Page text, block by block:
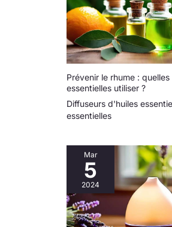
Prévenir le rhume : quelles
essentielles utiliser ?
Diffuseurs d'huiles
essentielles
Mar
5
2024